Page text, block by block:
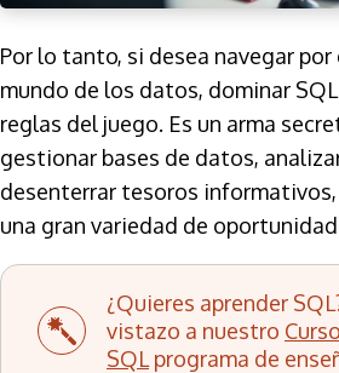
Por lo tanto, si desea navegar
mundo de los datos, dominar
reglas del juego. Es un arma
gestionar bases de datos,
desenterrar tesoros
una gran variedad de
¿Quieres aprender
vistazo a nuestro
SQL programa de